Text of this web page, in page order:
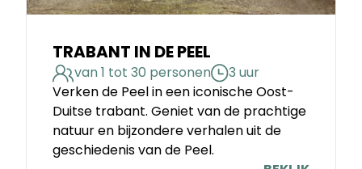
TRABANT IN DE PEEL
van 1 tot 30 personen
3 uur
Verken de Peel in een iconische Oost-
Duitse trabant. Geniet van de prachtige
natuur en bijzondere verhalen uit de
geschiedenis van de Peel.